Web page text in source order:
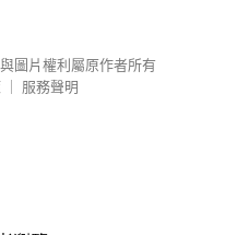
圖片權利屬原作者所有
服務聲明